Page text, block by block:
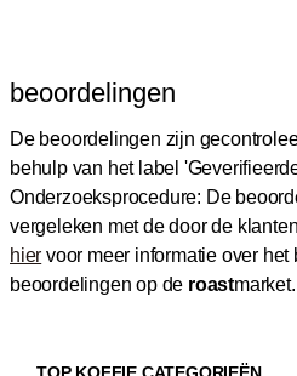
beoordelingen
De beoordelingen zijn
behulp van het label
Onderzoeksprocedure: De
vergeleken met de door de
hier voor meer informatie over
beoordelingen op de roastmarket.
TOP KOFFIE CATEGORIEËN